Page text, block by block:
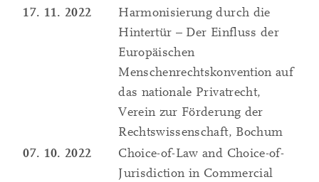
17. 11. 2022
Harmonisierung durch die
Hintertür – Der Einfluss der
Europäischen
Menschenrechtskonvention auf
das nationale Privatrecht,
Verein zur Förderung der
Rechtswissenschaft, Bochum
07. 10. 2022
Choice-of-Law and Choice-of-
Jurisdiction in Commercial